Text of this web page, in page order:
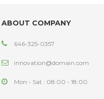
ABOUT COMPANY
646-325-0357
innovation@domain.com
Mon - Sat : 08:00 - 18:00